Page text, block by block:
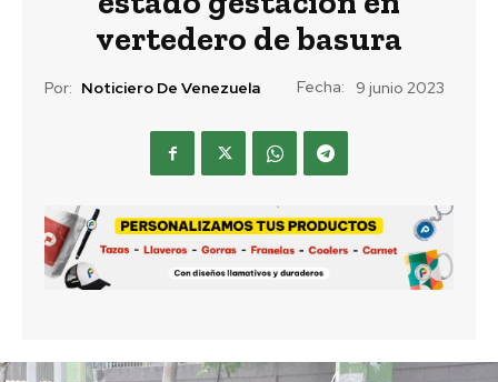
vertedero de basura
Por: Noticiero De Venezuela Fecha: 9 junio 2023